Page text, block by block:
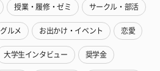
授業・履修・ゼミ サークル・部活
グルメ お出かけ・イベント 恋愛
大学生インタビュー 奨学金